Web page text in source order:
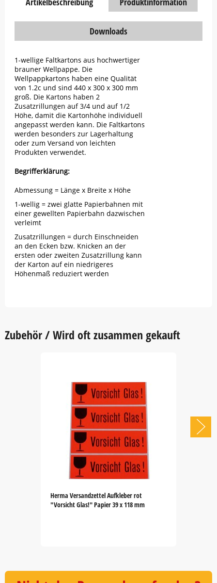
Downloads
1-wellige Faltkartons aus hochwertiger
brauner Wellpappe. Die
Wellpappkartons haben eine Qualität
von 1.2c und sind 440 x 300 x 300 mm
groß. Die Kartons haben 2
Zusatzrillungen auf 3/4 und auf 1/2
Höhe, damit die Kartonhöhe individuell
angepasst werden kann. Die Faltkartons
werden besonders zur Lagerhaltung
oder zum Versand von leichten
Produkten verwendet.
Begrifferklärung:
Abmessung = Länge x Breite x Höhe
1-wellig = zwei glatte Papierbahnen mit
einer gewellten Papierbahn dazwischen
verleimt
Zusatzrillungen = durch Einschneiden
an den Ecken bzw. Knicken an der
ersten oder zweiten Zusatzrillung kann
der Karton auf ein niedrigeres
Höhenmaß reduziert werden
Zubehör / Wird oft zusammen gekauft
Herma Versandzettel Aufkleber rot
"Vorsicht Glas!" Papier 39 x 118 mm
5